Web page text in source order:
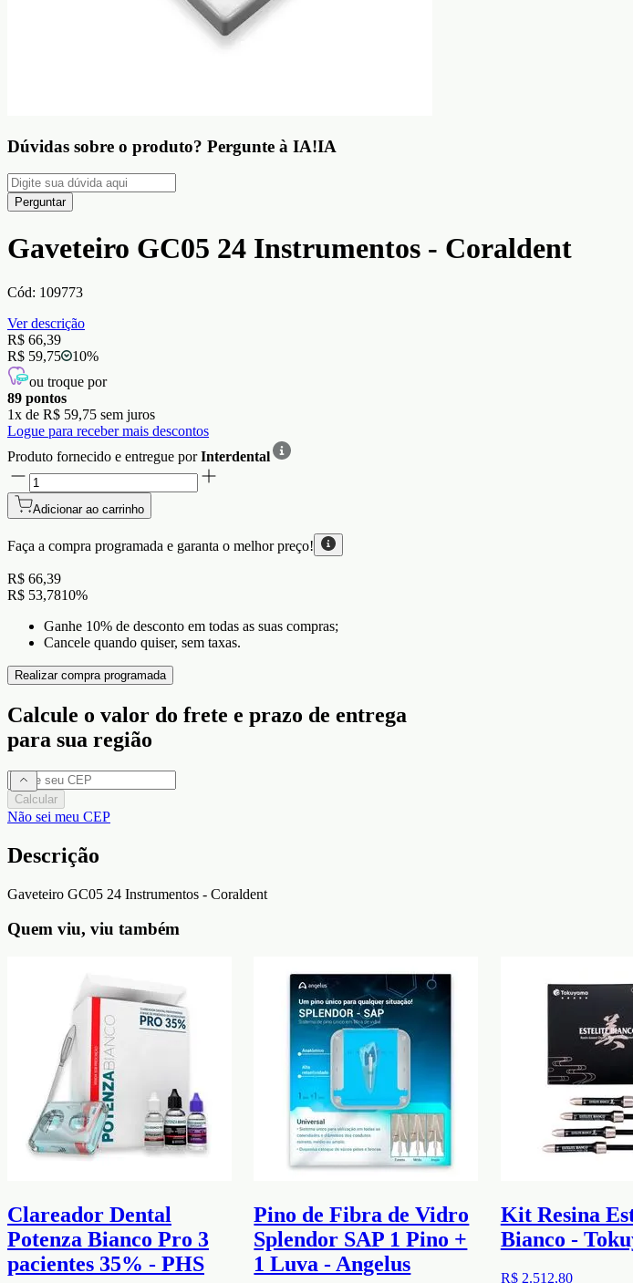
Dúvidas sobre o produto? Pergunte à IA!IA
Perguntar
Gaveteiro GC05 24 Instrumentos - Coraldent
Cód: 109773
Ver descrição
R$ 66,39
R$ 59,75
10%
ou troque por
89 pontos
1x de R$ 59,75 sem juros
Logue para receber mais descontos
Produto fornecido e entregue porInterdental
Adicionar ao carrinho
Faça a compra programada e garanta o melhor preço!
R$ 66,39
R$ 53,7810%
Ganhe 10% de desconto em todas as suas compras;
Cancele quando quiser, sem taxas.
Realizar compra programada
Calcule o valor do frete e prazo de entrega
para sua região
Calcular
Não sei meu CEP
Descrição
Gaveteiro GC05 24 Instrumentos - Coraldent
Quem viu, viu também
Clareador Dental
Potenza Bianco Pro 3
pacientes 35% - PHS
Pino de Fibra de Vidro
Splendor SAP 1 Pino +
1 Luva - Angelus
Kit Resina
Bianco -
R$ 2.512,80